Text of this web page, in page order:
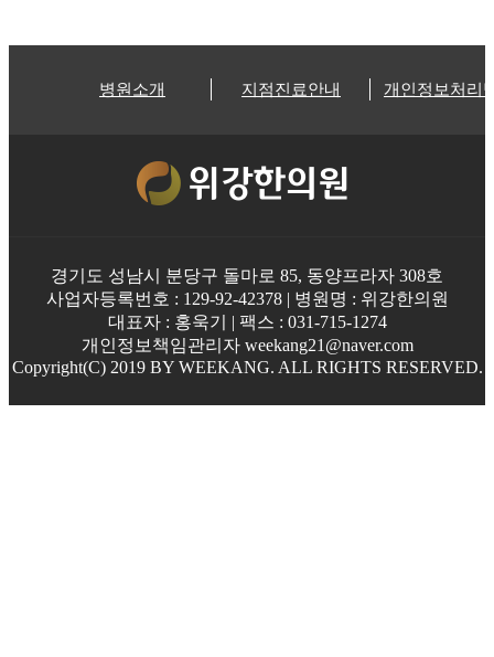
병원소개 지점진료안내 개인정보처리
경기도 성남시 분당구 돌마로 85, 동양프라자 308호
사업자등록번호 : 129-92-42378 | 병원명 : 위강한의원
대표자 : 홍욱기 | 팩스 : 031-715-1274
개인정보책임관리자 weekang21@naver.com
Copyright(C) 2019 BY WEEKANG. ALL RIGHTS RESERVED.